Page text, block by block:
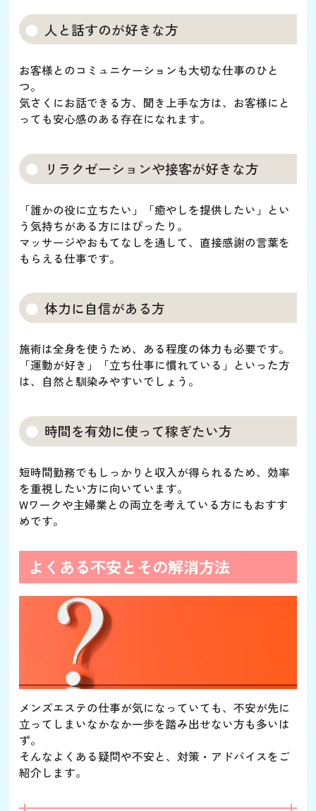
人と話すのが好きな方
お客様とのコミュニケーションも大切な仕事のひと
つ。
気さくにお話できる方、聞き上手な方は、お客様にと
っても安心感のある存在になれます。
リラクゼーションや接客が好きな方
「誰かの役に立ちたい」「癒やしを提供したい」とい
う気持ちがある方にはぴったり。
マッサージやおもてなしを通して、直接感謝の言葉を
もらえる仕事です。
体力に自信がある方
施術は全身を使うため、ある程度の体力も必要です。
「運動が好き」「立ち仕事に慣れている」といった方
は、自然と馴染みやすいでしょう。
時間を有効に使って稼ぎたい方
短時間勤務でもしっかりと収入が得られるため、効率
を重視したい方に向いています。
Wワークや主婦業との両立を考えている方にもおすす
めです。
よくある不安とその解消方法
メンズエステの仕事が気になっていても、不安が先に
立ってしまいなかなか一歩を踏み出せない方も多いは
ず。
そんなよくある疑問や不安と、対策・アドバイスをご
紹介します。